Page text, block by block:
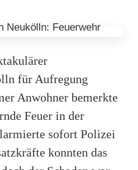
für Aufregung
Anwohner bemerkte
Feuer in der
sofort Polizei
konnten das